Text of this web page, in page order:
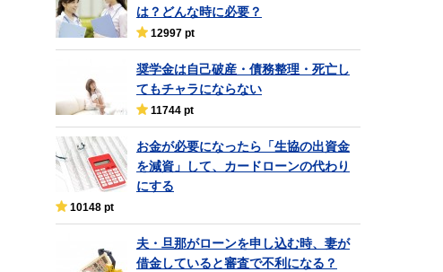
は？どんな時に必要？
12997 pt
奨学金は自己破産・債務整理・死亡し
てもチャラにならない
11744 pt
お金が必要になったら「生協の出資金
を減資」して、カードローンの代わり
にする
10148 pt
夫・旦那がローンを申し込む時、妻が
借金していると審査で不利になる？